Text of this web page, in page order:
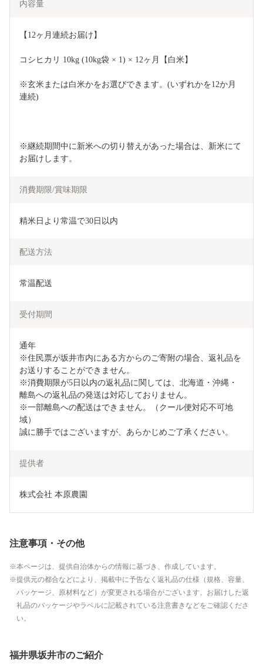
内容量
【12ヶ月連続お届け】
コシヒカリ 10kg (10kg袋 × 1) × 12ヶ月【白米】
※玄米または白米かをお選びできます。(いずれかを12か月
連続)
※継続期間中に新米への切り替えがあった場合は、新米にて
お届けします。
消費期限/賞味期限
精米日より常温で30日以内
配送方法
常温配送
受付期間
通年
※住民票が坂井市内にある方からのご寄附の場合、返礼品を
お送りすることができません。
※消費期限が5日以内の返礼品に関しては、北海道・沖縄・
離島への返礼品の発送は対応しておりません。
※一部離島への配送はできません。（クール便対応不可地
域）
誠に勝手ではございますが、あらかじめご了承ください。
提供者
株式会社 本原農園
注意事項・その他
本ページは、提供自治体からの情報に基づき、作成しています。
提供元の都合などにより、掲載中に予告なく返礼品の仕様（規格、容量、
パッケージ、原材料など）が変更される場合がございます。お届けした返
礼品のパッケージやラベルに記載されている注意書きなどをご確認くださ
い。
福井県坂井市のご紹介